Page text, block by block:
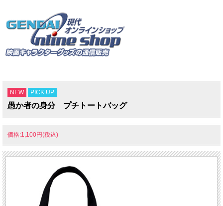
NEW PICK UP
愚か者の身分 プチトートバッグ
価格:1,100円(税込)